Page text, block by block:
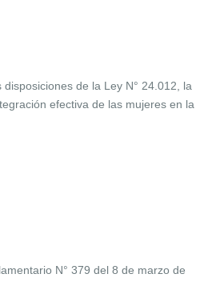
de la Ley N° 24.012, la
efectiva de las mujeres en la
N° 379 del 8 de marzo de